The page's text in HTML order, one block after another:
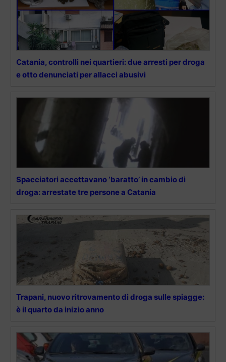
Catania, controlli nei quartieri: due arresti per droga
e otto denunciati per allacci abusivi
Spacciatori accettavano ‘baratto’ in cambio di
droga: arrestate tre persone a Catania
Trapani, nuovo ritrovamento di droga sulle spiagge:
è il quarto da inizio anno